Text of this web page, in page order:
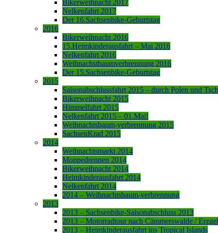
Bikerweihnacht 2017
Nelkenfahrt 2017
Der 16.Sachsenbike-Geburtstag
2016
Bikerweihnacht 2016
15.Heimkinderausfahrt – Mai 2016
Nelkenfahrt 2016
Weihnachstbaumverbrennung 2016
Der 15.Sachsenbike-Geburtstag
2015
Saisonabschlussfahrt 2015 – durch Polen und
Bikerweihnacht 2015
Himmelfahrt 2015
Nelkenfahrt 2015 – 01.Mai!
Weihnachtsbaum-verbrennung 2015
SachsenKrad 2015
2014
Weihnachtsmarkt 2014
Moppedrennen 2014
Bikerweihnacht 2014
Heimkinderausfahrt 2014
Nelkenfahrt 2014
2014 – Weihnachtsbaum-verbrennung
2013
2013 – Sachsenbike-Saisonabschluss 2013
2013 – Motorradtour nach Cämmerswalde /
2013 – Heimkinderausfahrt ins Tropical Islands